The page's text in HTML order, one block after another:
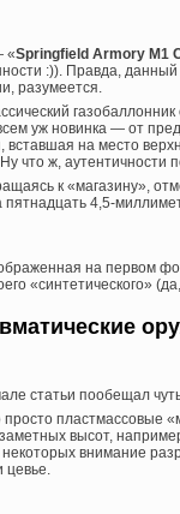
«Springfield Armory M1
:)). Правда,
разумеется.
уж новинка — от
вставшая на место
что ж, аутентичности
к «магазину»,
пятнадцать 4,5-
на первом
«синтетического»
статьи пообещал
просто пластмассовые
высот,
внимание
цевье.